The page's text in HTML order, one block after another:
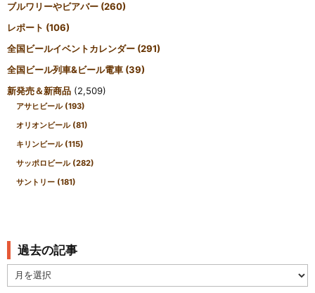
ブルワリーやビアバー (260)
レポート (106)
全国ビールイベントカレンダー (291)
全国ビール列車&ビール電車 (39)
新発売＆新商品 (2,509)
アサヒビール (193)
オリオンビール (81)
キリンビール (115)
サッポロビール (282)
サントリー (181)
過去の記事
去